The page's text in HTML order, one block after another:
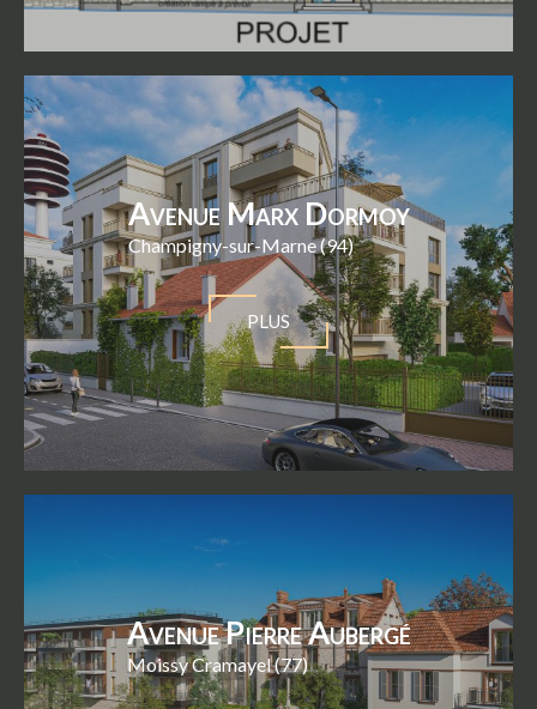
Avenue Marx Dormoy
Champigny-sur-Marne (94)
PLUS
Avenue Pierre Aubergé
Moissy Cramayel (77)